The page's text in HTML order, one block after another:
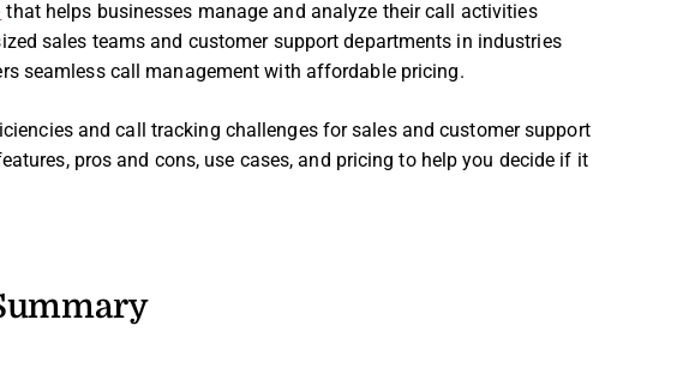
that helps businesses manage and analyze their call activities
sales teams and customer support departments in industries
seamless call management with affordable pricing.
and call tracking challenges for sales and customer support
pros and cons, use cases, and pricing to help you decide if it